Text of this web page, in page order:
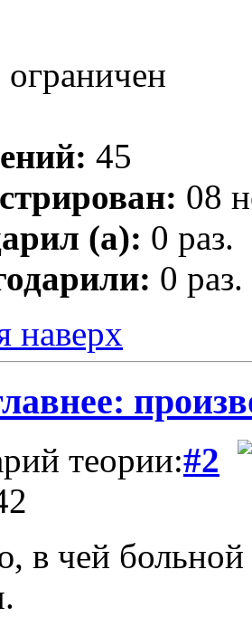
45
08
(а): 0 раз.
0 раз.
наверх
теории:#2
в чей